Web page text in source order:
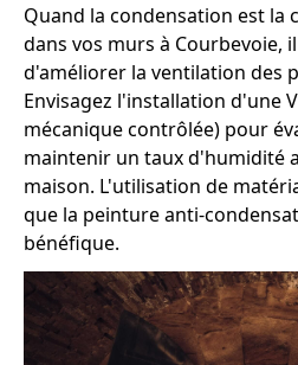
Quand la condensation est la
dans vos murs à Courbevoie,
d'améliorer la ventilation des
Envisagez l'installation d'une
mécanique contrôlée) pour
maintenir un taux d'humidité
maison. L'utilisation de
que la peinture anti-
bénéfique.